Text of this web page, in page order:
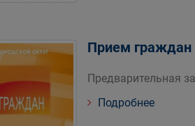
Прием
Предварительная
Подробнее